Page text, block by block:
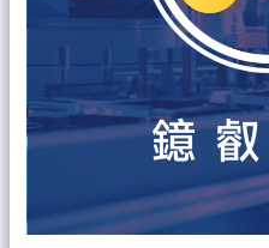
呈
有
限
公
司
位
化